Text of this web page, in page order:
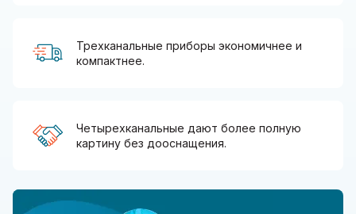
Трехканальные приборы экономичнее и
компактнее.
Четырехканальные дают более полную
картину без дооснащения.